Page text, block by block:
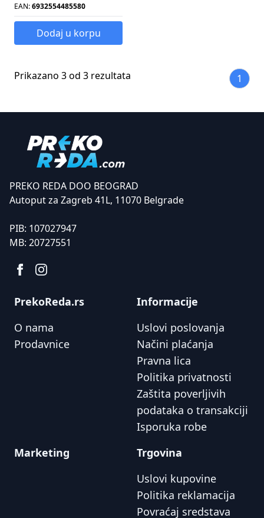
EAN:6932554485580
Dodaj u korpu
Prikazano 3 od 3 rezultata 1
PREKO REDA DOO BEOGRAD
Autoput za Zagreb 41L, 11070 Belgrade
PIB: 107027947
MB: 20727551
PrekoReda.rs
O nama
Prodavnice
Informacije
Uslovi poslovanja
Načini plaćanja
Pravna lica
Politika privatnosti
Zaštita poverljivih
podataka o transakciji
Isporuka robe
Marketing
Trgovina
Uslovi kupovine
Politika reklamacija
Povraćaj sredstava